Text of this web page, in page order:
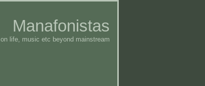
Manafonistas
on life, music etc beyond mainstream